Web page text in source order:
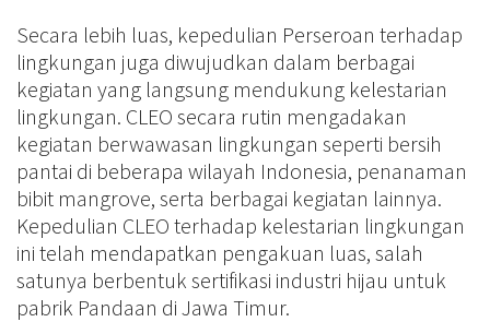
Secara lebih luas, kepedulian Perseroan terhadap
lingkungan juga diwujudkan dalam berbagai
kegiatan yang langsung mendukung kelestarian
lingkungan. CLEO secara rutin mengadakan
kegiatan berwawasan lingkungan seperti bersih
pantai di beberapa wilayah Indonesia, penanaman
bibit mangrove, serta berbagai kegiatan lainnya.
Kepedulian CLEO terhadap kelestarian lingkungan
ini telah mendapatkan pengakuan luas, salah
satunya berbentuk sertifikasi industri hijau untuk
pabrik Pandaan di Jawa Timur.